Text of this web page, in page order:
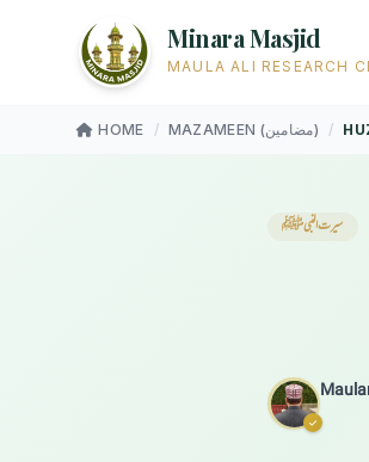
Minara Masjid
MAULA ALI RESEARCH
HOME / MAZAMEEN (مضامین) /
سیرت النبیﷺ